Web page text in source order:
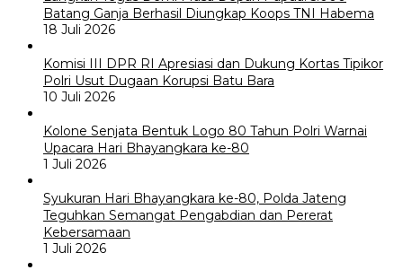
Batang Ganja Berhasil Diungkap Koops TNI Habema
18 Juli 2026
Komisi III DPR RI Apresiasi dan Dukung Kortas Tipikor
Polri Usut Dugaan Korupsi Batu Bara
10 Juli 2026
Kolone Senjata Bentuk Logo 80 Tahun Polri Warnai
Upacara Hari Bhayangkara ke-80
1 Juli 2026
Syukuran Hari Bhayangkara ke-80, Polda Jateng
Teguhkan Semangat Pengabdian dan Pererat
Kebersamaan
1 Juli 2026